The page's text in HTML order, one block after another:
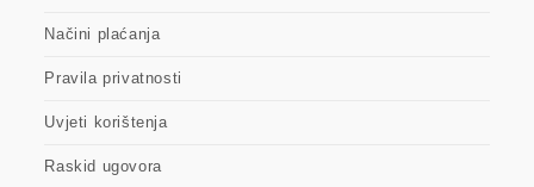
Načini plaćanja
Pravila privatnosti
Uvjeti korištenja
Raskid ugovora